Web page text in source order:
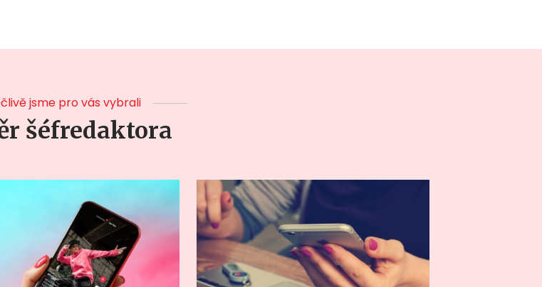
jsme pro vás vybrali
šéfredaktora